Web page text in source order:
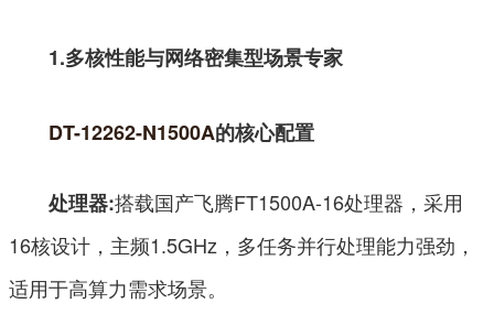
1.多核性能与网络密集型场景专家
DT-12262-N1500A的核心配置
处理器:搭载国产飞腾FT1500A-16处理器，采用
16核设计，主频1.5GHz，多任务并行处理能力强劲，
适用于高算力需求场景。